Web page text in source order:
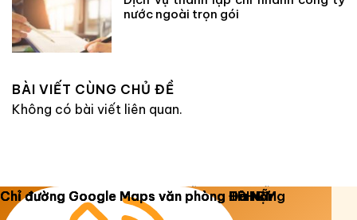
nước ngoài trọn gói
BÀI VIẾT CÙNG CHỦ ĐỀ
Không có bài viết liên quan.
Copyright 2026 © Luật Dương Gia